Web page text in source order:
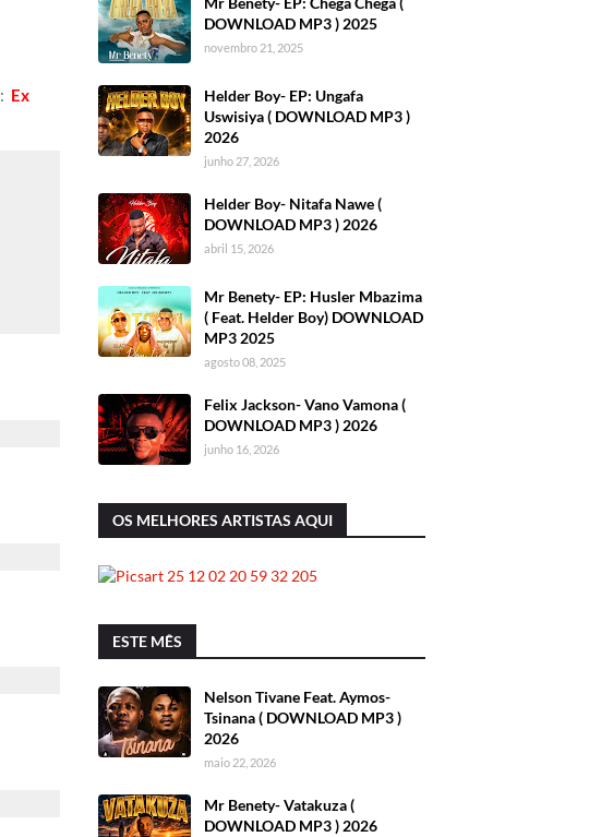
: Ex
DOWNLOAD MP3 ) 2025
novembro 21, 2025
Helder Boy- EP: Ungafa
Uswisiya ( DOWNLOAD MP3 )
2026
junho 27, 2026
Helder Boy- Nitafa Nawe (
DOWNLOAD MP3 ) 2026
abril 15, 2026
Mr Benety- EP: Husler Mbazima
( Feat. Helder Boy) DOWNLOAD
MP3 2025
agosto 08, 2025
Felix Jackson- Vano Vamona (
DOWNLOAD MP3 ) 2026
junho 16, 2026
OS MELHORES ARTISTAS AQUI
ESTE MÊS
Nelson Tivane Feat. Aymos-
Tsinana ( DOWNLOAD MP3 )
2026
maio 22, 2026
Mr Benety- Vatakuza (
DOWNLOAD MP3 ) 2026